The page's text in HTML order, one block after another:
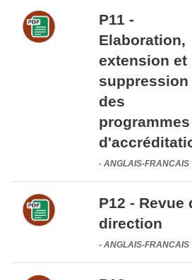
P11 -
Elaboration,
extension et
suppression
des
programmes
- ANGLAIS-FRANCAIS
P12 - Revue
direction
- ANGLAIS-FRANCAIS